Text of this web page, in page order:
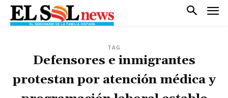
TAG
Defensores e inmigrantes
protestan por atención médica y